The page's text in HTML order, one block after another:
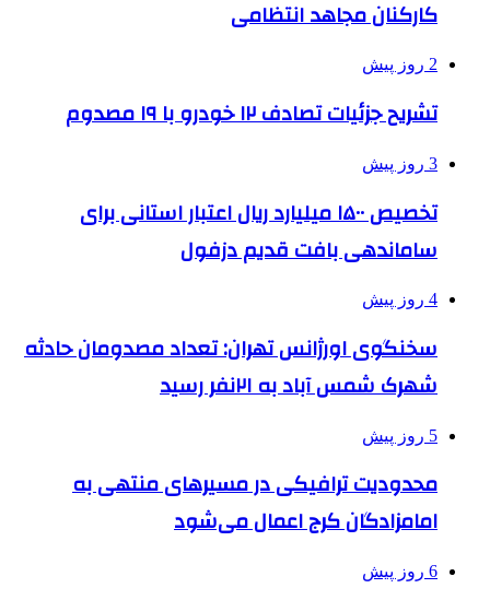
کارکنان مجاهد انتظامی
2 روز پیش
تشریح جزئیات تصادف ۱۲ خودرو با ۱۹ مصدوم
3 روز پیش
تخصیص ۱۵۰۰ میلیارد ریال اعتبار استانی برای
ساماندهی بافت قدیم دزفول
4 روز پیش
سخنگوی اورژانس تهران: تعداد مصدومان حادثه
شهرک شمس آباد به ۲۱نفر رسید
5 روز پیش
محدودیت ترافیکی در مسیرهای منتهی به
امامزادگان کرج اعمال می‌شود
6 روز پیش